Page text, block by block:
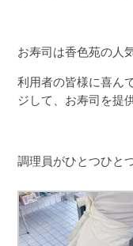
お寿司は香色苑の人
利用者の皆様に喜ん
ジして、お寿司を提
調理員がひとつひと